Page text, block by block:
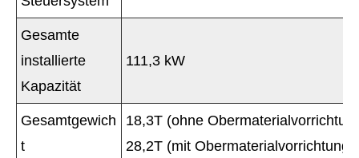
Gesamte
installierte
Kapazität
111,3 kW
Gesamtgewich
t
18,3T (ohne
28,2T (mit Obermaterialvorrichtung)